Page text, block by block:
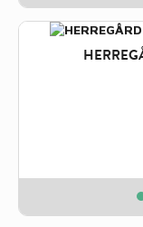
through
kr. 1.670,00
Price